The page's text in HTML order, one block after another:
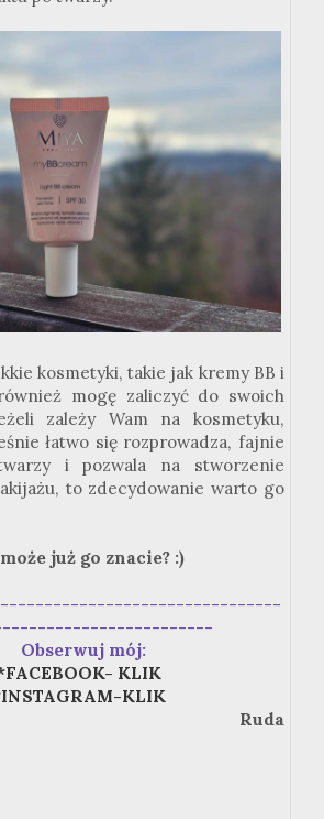
kosmetyki, takie jak kremy BB i
mogę zaliczyć do swoich
zależy Wam na kosmetyku,
łatwo się rozprowadza, fajnie
i pozwala na stworzenie
to zdecydowanie warto go
już go znacie? :)
Obserwuj mój:
KLIK
KLIK
Ruda